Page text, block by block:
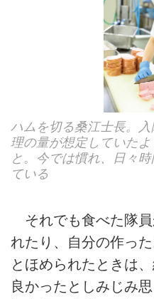
ハムを切る桑江士長。
理の量が想定していた
と。今では慣れ、日々
ている
それでも食べた隊
れたり、自分の作っ
とほめられたときは
良かったとしみじみ